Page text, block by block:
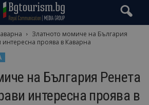
Златното момиче на България
проява в Каварна
на България Ренета
интересна проява в